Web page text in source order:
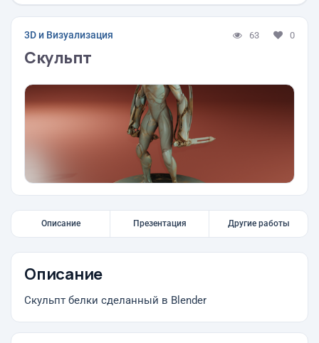
3D и Визуализация 63 0
Скульпт
Описание Презентация Другие работы
Описание
Скульпт белки сделанный в Blender